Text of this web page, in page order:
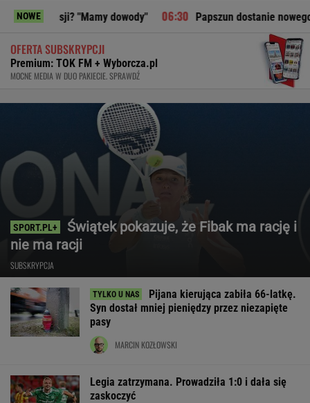
NOWE
"Mamy dowody" Papszun dostanie nowego napastnika.
OFERTA SUBSKRYPCJI
Premium: TOK FM + Wyborcza.pl
MOCNE MEDIA W DUO PAKIECIE. SPRAWDŹ
Świątek pokazuje, że Fibak ma rację i
nie ma racji
SUBSKRYPCJA
Pijana kierująca zabiła 66-latkę.
Syn dostał mniej pieniędzy przez niezapięte
pasy
MARCIN KOZŁOWSKI
Legia zatrzymana. Prowadziła 1:0 i dała się
zaskoczyć